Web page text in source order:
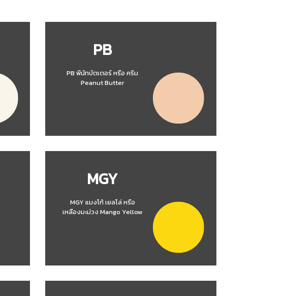
PB
PB พีนัทบัตเตอร์ หรือ ครีม
Peanut Butter
MGY
MGY แมงโก้ เยลโล่ หรือ
เหลืองมะม่วง Mango Yellow